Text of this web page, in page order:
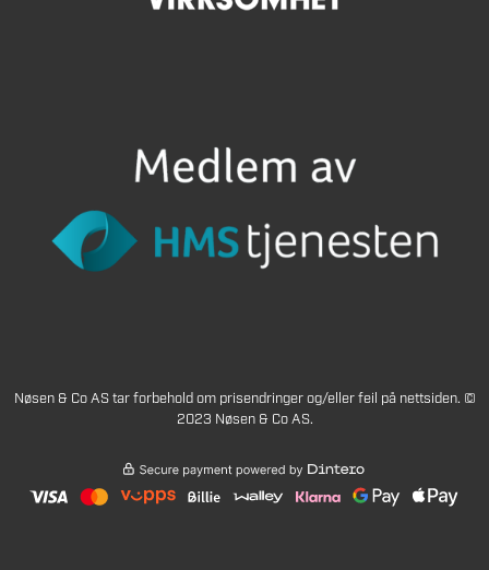
Nøsen & Co AS tar forbehold om prisendringer og/eller feil på nettsiden. ©
2023 Nøsen & Co AS.